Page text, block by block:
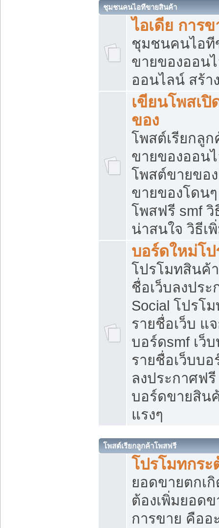
ชุมชนคนไอทีขายสินค้า
ไอเดีย การ
ชุมชนคนไอที
ขายของออน
ออนไลน์ สร้า
เขียนโพสเปิ
ของ
โพสต์เรียกลู
ขายของออน
โพสต์ขายขอ
ขายของโดน
โพสฟรี smf
น่าสนใจ วิธีเ
บอร์ดใหม่โ
โปรโมทสินค้
ชื่อเว็บลงปร
Social โปรโ
รายชื่อเว็บ แ
บอร์ดsmf เว็
รายชื่อเว็บบ
ลงประกาศฟรี
บอร์ดขายสิน
แรงๆ
โพสต์เรียกลูกค้าโพสฟรี
โปรโมทกร
ยอดขายตกเ
ต้องเพิ่มยอด
การขาย คืออ